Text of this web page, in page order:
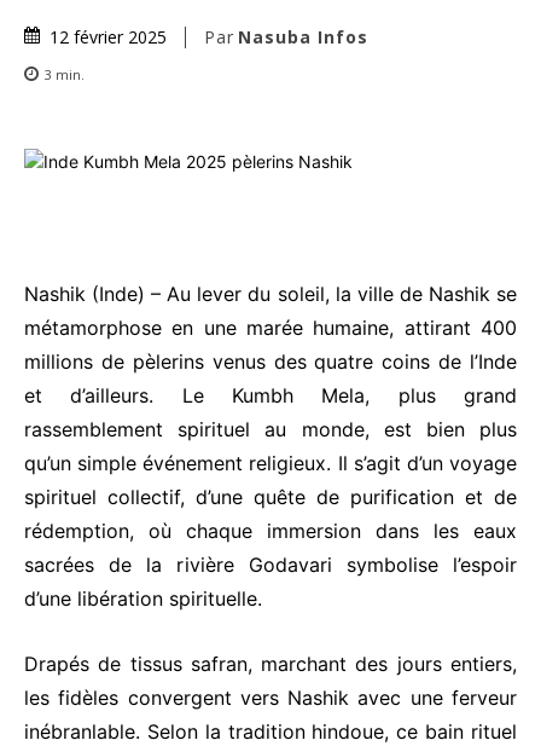
12 février 2025 Par Nasuba Infos
3 min.
Nashik (Inde) – Au lever du soleil, la ville de Nashik se
métamorphose en une marée humaine, attirant 400
millions de pèlerins venus des quatre coins de l’Inde
et d’ailleurs. Le Kumbh Mela, plus grand
rassemblement spirituel au monde, est bien plus
qu’un simple événement religieux. Il s’agit d’un voyage
spirituel collectif, d’une quête de purification et de
rédemption, où chaque immersion dans les eaux
sacrées de la rivière Godavari symbolise l’espoir
d’une libération spirituelle.
Drapés de tissus safran, marchant des jours entiers,
les fidèles convergent vers Nashik avec une ferveur
inébranlable. Selon la tradition hindoue, ce bain rituel